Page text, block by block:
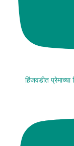
हिंजवडीत